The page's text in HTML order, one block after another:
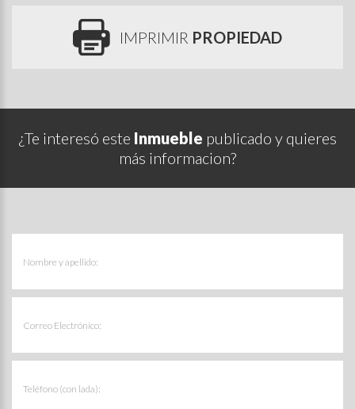
IMPRIMIR PROPIEDAD
¿Te interesó este Inmueble publicado y quieres
más informacion?